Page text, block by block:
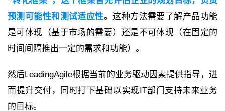
预测可能性和测试适应性。这种方法需要了解产品功能
是可体现（基于市场的需要）还是不可体现（在固定的
时间间隔推出一定的需求和功能）。
然后LeadingAgile根据当前的业务驱动因素提供指导，进
而提升交付，同时打下基础以实现IT部门支持未来业务
的目标。